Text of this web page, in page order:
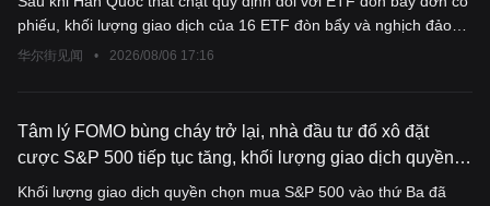
dịch; nếu thực tế lượng bán thấp hơn kỳ vọng, áp lực hoàn trả vị
thế bán khống sẽ không thể bỏ qua.
phiếu, khối lượng giao dịch của 16 ETF đòn bẩy và nghịch đảo
đơn cổ phiếu niêm yết trong nước đã giảm mạnh gần 90%. Đồng
bẩy ba lần như SOXL, TQQQ trở thành sự lựa chọn ưa chuộng
mới, khiến rủi ro thực tế không những không giảm mà còn tăng.
Hiệu ứng "bóng bay" trong việc quản lý của Hàn Quốc đã xuất
hiện, giới học thuật cho rằng hiệu quả của chính sách còn nhiều
华尔街见闻 • 2026/08/06 17:16
Tâm lý FOMO bùng cháy trở lại, nhà đầu tư đổ xô đặt
cược S&P 500 tiếp tục tăng, khối lượng giao dịch quyền
chọn mua đạt mức cao kỷ lục
Khối lượng giao dịch quyền chọn mua S&P 500 vào thứ Ba đã